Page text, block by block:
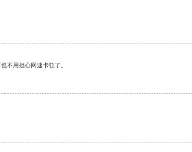
不用担心网速卡顿了。